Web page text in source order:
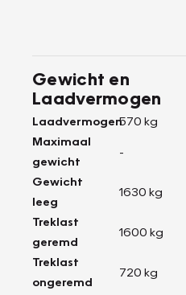
Gewicht en
Laadvermogen
Laadvermogen570 kg
Maximaal
gewicht
-
Gewicht
leeg
1630 kg
Treklast
geremd
1600 kg
Treklast
ongeremd
720 kg